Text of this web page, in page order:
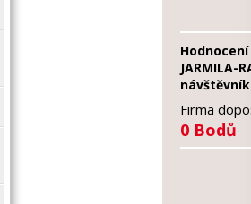
JARMILA-
Firma
0 Bodů